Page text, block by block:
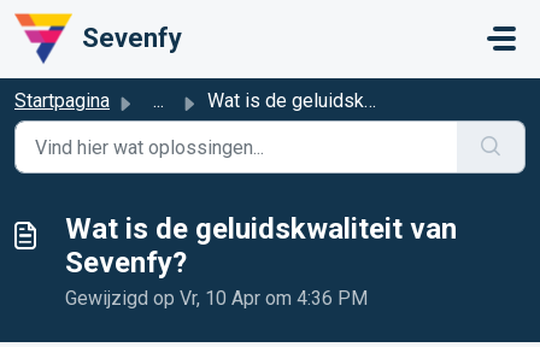
Doorgaan naar hoofdinhoud
Sevenfy
Startpagina ... Wat is de geluidskwaliteit van Sevenfy?
Wat is de geluidskwaliteit van
Sevenfy?
Gewijzigd op Vr, 10 Apr om 4:36 PM